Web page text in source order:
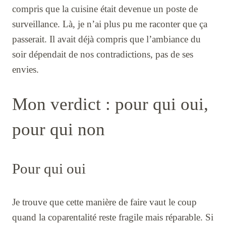
compris que la cuisine était devenue un poste de
surveillance. Là, je n’ai plus pu me raconter que ça
passerait. Il avait déjà compris que l’ambiance du
soir dépendait de nos contradictions, pas de ses
envies.
Mon verdict : pour qui oui,
pour qui non
Pour qui oui
Je trouve que cette manière de faire vaut le coup
quand la coparentalité reste fragile mais réparable. Si